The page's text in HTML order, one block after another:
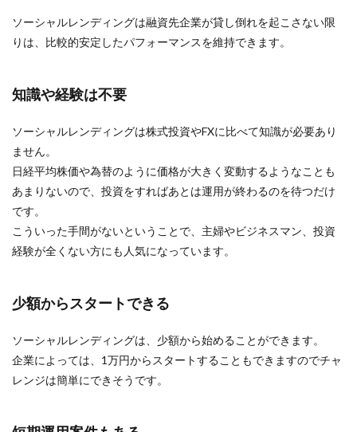
ソーシャルレンディングは融資先企業が貸し倒れを起こさない限
りは、比較的安定したパフォーマンスを維持できます。
知識や経験は不要
ソーシャルレンディングは株式投資やFXに比べて知識が必要あり
ません。
日経平均株価や為替のように価格が大きく変動するようなことも
あまりないので、投資をすればあとは運用が終わるのを待つだけ
です。
こういった手間がないということで、主婦やビジネスマン、投資
経験が全くない方にも人気になっています。
少額からスタートできる
ソーシャルレンディングは、少額から始めることができます。
企業によっては、1万円からスタートすることもできますのでチャ
レンジは簡単にできそうです。